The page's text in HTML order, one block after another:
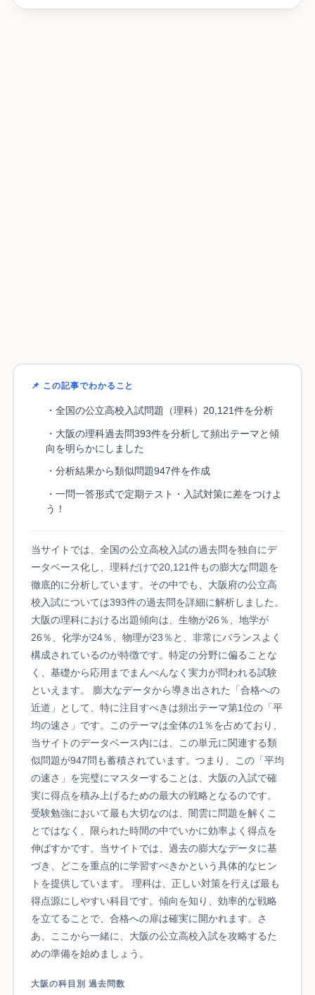
📌 この記事でわかること
・全国の公立高校入試問題（理科）20,121件を分析
・大阪の理科過去問393件を分析して頻出テーマと傾
向を明らかにしました
・分析結果から類似問題947件を作成
・一問一答形式で定期テスト・入試対策に差をつけよ
う！
当サイトでは、全国の公立高校入試の過去問を独自にデ
ータベース化し、理科だけで20,121件もの膨大な問題を
徹底的に分析しています。その中でも、大阪府の公立高
校入試については393件の過去問を詳細に解析しました。
大阪の理科における出題傾向は、生物が26％、地学が
26％、化学が24％、物理が23％と、非常にバランスよく
構成されているのが特徴です。特定の分野に偏ることな
く、基礎から応用までまんべんなく実力が問われる試験
といえます。 膨大なデータから導き出された「合格への
近道」として、特に注目すべきは頻出テーマ第1位の「平
均の速さ」です。このテーマは全体の1％を占めており、
当サイトのデータベース内には、この単元に関連する類
似問題が947問も蓄積されています。つまり、この「平均
の速さ」を完璧にマスターすることは、大阪の入試で確
実に得点を積み上げるための最大の戦略となるのです。
受験勉強において最も大切なのは、闇雲に問題を解くこ
とではなく、限られた時間の中でいかに効率よく得点を
伸ばすかです。当サイトでは、過去の膨大なデータに基
づき、どこを重点的に学習すべきかという具体的なヒン
トを提供しています。 理科は、正しい対策を行えば最も
得点源にしやすい科目です。傾向を知り、効率的な戦略
を立てることで、合格への扉は確実に開かれます。さ
あ、ここから一緒に、大阪の公立高校入試を攻略するた
めの準備を始めましょう。
大阪の科目別 過去問数